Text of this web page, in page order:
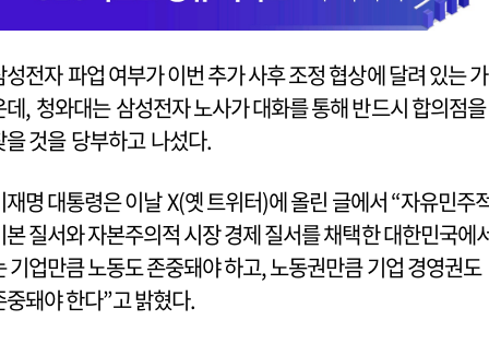
성전자 파업 여부가 이번 추가 사후 조정 협상에 달려 있는 가
데, 청와대는 삼성전자 노사가 대화를 통해 반드시 합의점을
을 것을 당부하고 나섰다.
재명 대통령은 이날 X(옛 트위터)에 올린 글에서 “자유민주
본 질서와 자본주의적 시장 경제 질서를 채택한 대한민국에
기업만큼 노동도 존중돼야 하고, 노동권만큼 기업 경영권도
중돼야 한다”고 밝혔다.